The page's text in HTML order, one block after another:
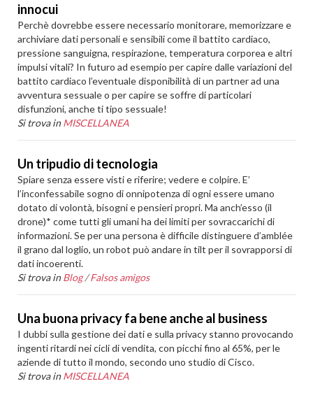
innocui
Perchè dovrebbe essere necessario monitorare, memorizzare e
archiviare dati personali e sensibili come il battito cardiaco,
pressione sanguigna, respirazione, temperatura corporea e altri
impulsi vitali? In futuro ad esempio per capire dalle variazioni del
battito cardiaco l’eventuale disponibilità di un partner ad una
avventura sessuale o per capire se soffre di particolari
disfunzioni, anche ti tipo sessuale!
Si trova in MISCELLANEA
Un tripudio di tecnologia
Spiare senza essere visti e riferire; vedere e colpire. E’
l’inconfessabile sogno di onnipotenza di ogni essere umano
dotato di volontà, bisogni e pensieri propri. Ma anch’esso (il
drone)* come tutti gli umani ha dei limiti per sovraccarichi di
informazioni. Se per una persona è difficile distinguere d’amblée
il grano dal loglio, un robot può andare in tilt per il sovrapporsi di
dati incoerenti.
Si trova in Blog /Falsos amigos
Una buona privacy fa bene anche al business
I dubbi sulla gestione dei dati e sulla privacy stanno provocando
ingenti ritardi nei cicli di vendita, con picchi fino al 65%, per le
aziende di tutto il mondo, secondo uno studio di Cisco.
Si trova in MISCELLANEA